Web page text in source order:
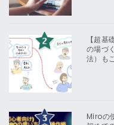
【超
の場づ
法）も
Miroの